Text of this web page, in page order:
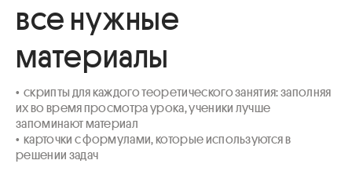
все нужные
материалы
•  скрипты для каждого теоретического занятия: заполняя
их во время просмотра урока, ученики лучше
запоминают материал
•  карточки с формулами, которые используются в
решении задач